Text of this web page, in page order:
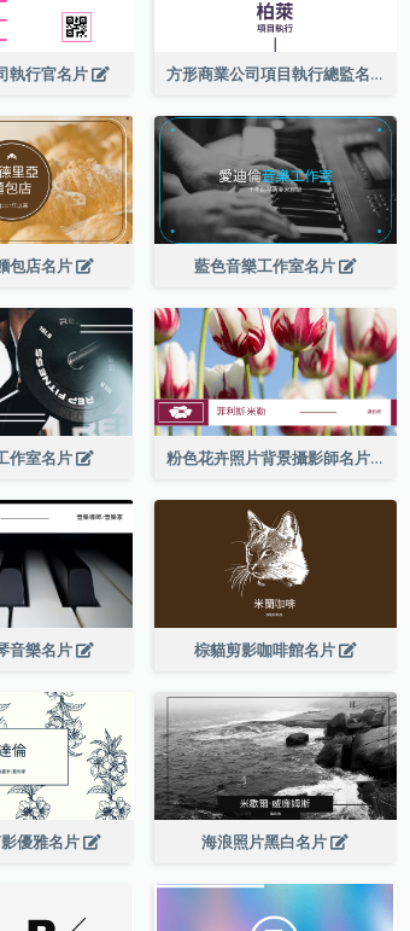
執行官名片 方形商業公司項目執行總監名片
包店名片 藍色音樂工作室名片
作室名片 粉色花卉照片背景攝影師名片
音樂名片 棕貓剪影咖啡館名片
優雅名片 海浪照片黑白名片